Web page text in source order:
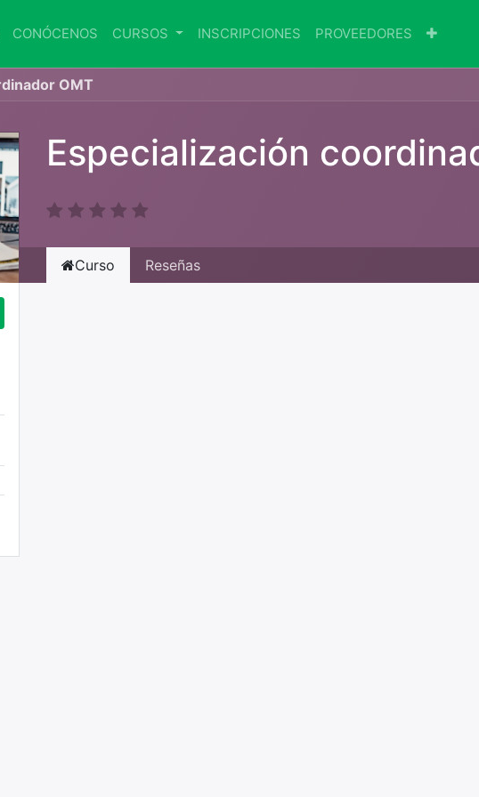
CONÓCENOS CURSOS INSCRIPCIONES PROVEEDORES
OMT
Especialización
Curso Reseñas